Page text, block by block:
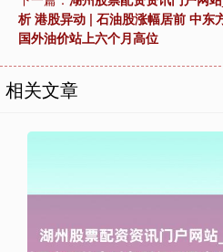
析 港股异动 | 石油股涨幅居前 中东
国外油价站上六个月高位
相关文章